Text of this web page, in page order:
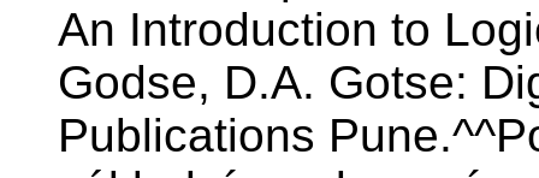
An Introduction to
Godse, D.A. Gotse:
Publications